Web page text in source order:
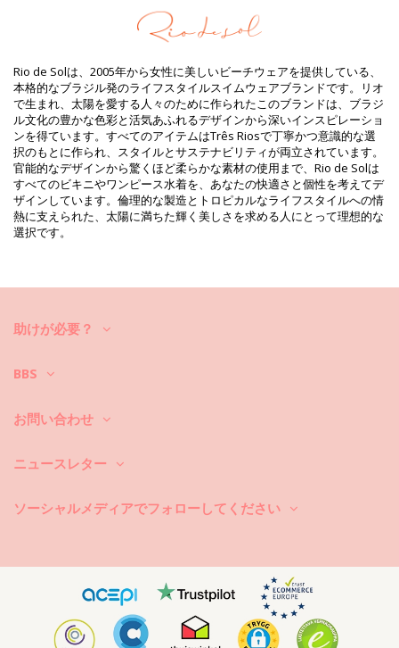
裏地: 84% Biodegradable Nylon (AMNI SOUL ECO), 16% Spandex
(LYCRA) - OEKO-TEX - Chlorine Resistant
UV Protection: UPF 50+
商品情報
部門: ウィメンズ, ビキニトップ
パッケージを含む: 1 x ビキニトップ (他の装飾品は含まれていませ
ん。 )
HS CODE: 6112.41.0010
SKU: 1981124158
EAN: XS (7899810367075), S (7899810367082), M (7899810367099),
L (7899810367105), XL (7899810367112)
重さ : 55g / 0.12lb / 1.94oz
補正された写真
新しいビキニセットで数シーズン中楽しんでみたいですか？もしそうな
ニセットを楽しみたいのでしたら、良質な生地を選ぶのはもちろん、そ
れを何年か長持ちさせるにはどうしたら良いのでしょうか？
まず第一に：ザラザラした表面はお避け下さい。座ったり横になったり
を傷めることがあります。
洗い流して下さい。常に手洗いでの洗濯をお勧めします。汚れ除去剤な
しいです。
ますと、柄や模様が変色したり、または、ビキニがストーンや真珠また
はフリルで装飾されている場合、洗っている最中に、擦れたりねじれた
り伸びたりすることを避けるためです。
水着に汚れがある場合は、まだ濡れている間に軽くたたくようにして下
Rio de Solは、2005年から女性に美しいビーチウェアを提供している、
本格的なブラジル発のライフスタイルスイムウェアブランドです。リオ
で生まれ、太陽を愛する人々のために作られたこのブランドは、ブラジ
ル文化の豊かな色彩と活気あふれるデザインから深いインスピレーショ
ンを得ています。すべてのアイテムはTrês Riosで丁寧かつ意識的な選
択のもとに作られ、スタイルとサステナビリティが両立されています。
官能的なデザインから驚くほど柔らかな素材の使用まで、Rio de Solは
すべてのビキニやワンピース水着を、あなたの快適さと個性を考えてデ
ザインしています。倫理的な製造とトロピカルなライフスタイルへの情
熱に支えられた、太陽に満ちた輝く美しさを求める人にとって理想的な
選択です。
助けが必要？
BBS
お問い合わせ
ニュースレター
ソーシャルメディアでフォローしてください